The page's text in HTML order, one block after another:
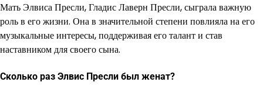
Мать Элвиса Пресли, Гладис Лаверн Пресли, сыграла важную
роль в его жизни. Она в значительной степени повлияла на его
музыкальные интересы, поддерживая его талант и став
наставником для своего сына.
Сколько раз Элвис Пресли был женат?